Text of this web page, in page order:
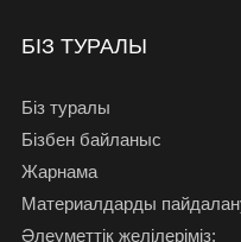
БІЗ ТУРАЛЫ
Біз туралы
Бізбен байланыс
Жарнама
Материалдарды
Әлеуметтік желілеріміз: